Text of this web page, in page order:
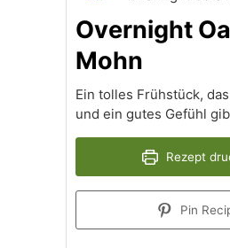
Overnight
Mohn
Ein tolles Frühstück,
und ein gutes Gefühl
Rezept
Pin